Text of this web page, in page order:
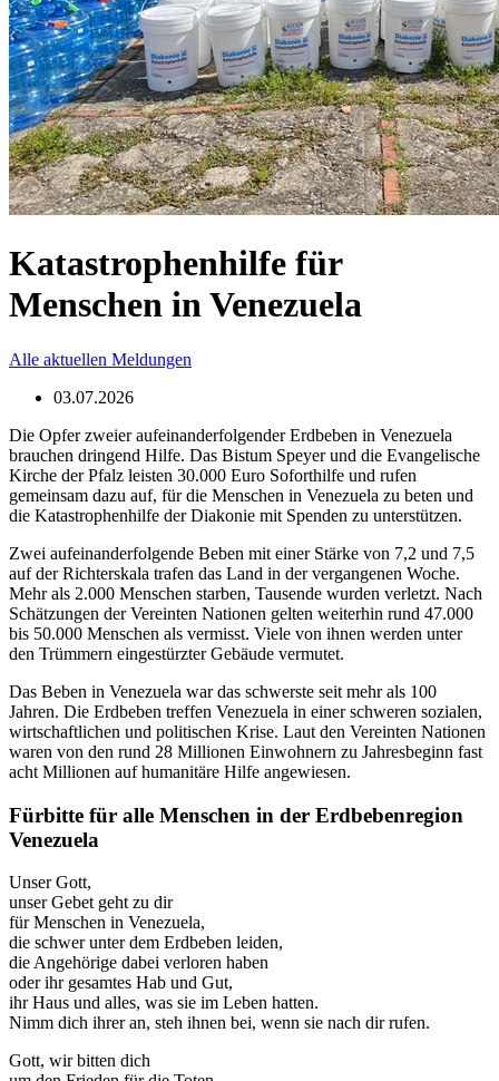
Katastrophenhilfe für
Menschen in Venezuela
Alle aktuellen Meldungen
03.07.2026
Die Opfer zweier aufeinanderfolgender Erdbeben in Venezuela
brauchen dringend Hilfe. Das Bistum Speyer und die Evangelische
Kirche der Pfalz leisten 30.000 Euro Soforthilfe und rufen
gemeinsam dazu auf, für die Menschen in Venezuela zu beten und
die Katastrophenhilfe der Diakonie mit Spenden zu unterstützen.
Zwei aufeinanderfolgende Beben mit einer Stärke von 7,2 und 7,5
auf der Richterskala trafen das Land in der vergangenen Woche.
Mehr als 2.000 Menschen starben, Tausende wurden verletzt. Nach
Schätzungen der Vereinten Nationen gelten weiterhin rund 47.000
bis 50.000 Menschen als vermisst. Viele von ihnen werden unter
den Trümmern eingestürzter Gebäude vermutet.
Das Beben in Venezuela war das schwerste seit mehr als 100
Jahren. Die Erdbeben treffen Venezuela in einer schweren sozialen,
wirtschaftlichen und politischen Krise. Laut den Vereinten Nationen
waren von den rund 28 Millionen Einwohnern zu Jahresbeginn fast
acht Millionen auf humanitäre Hilfe angewiesen.
Fürbitte für alle Menschen in der Erdbebenregion
Venezuela
Unser Gott,
unser Gebet geht zu dir
für Menschen in Venezuela,
die schwer unter dem Erdbeben leiden,
die Angehörige dabei verloren haben
oder ihr gesamtes Hab und Gut,
ihr Haus und alles, was sie im Leben hatten.
Nimm dich ihrer an, steh ihnen bei, wenn sie nach dir rufen.
Gott, wir bitten dich